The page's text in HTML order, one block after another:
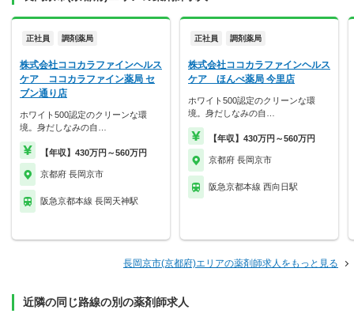
正社員 調剤薬局
株式会社ココカラファインヘルス
ケア ココカラファイン薬局 セ
ブン通り店
ホワイト500認定のクリーンな環
境。身だしなみの自…
【年収】430万円～560万円
京都府 長岡京市
阪急京都本線 長岡天神駅
正社員 調剤薬局
株式会社ココカラファインヘルス
ケア ほんべ薬局 今里店
ホワイト500認定のクリーンな環
境。身だしなみの自…
【年収】430万円～560万円
京都府 長岡京市
阪急京都本線 西向日駅
長岡京市(京都府)エリアの薬剤師求人をもっと見る
近隣の同じ路線の別の薬剤師求人